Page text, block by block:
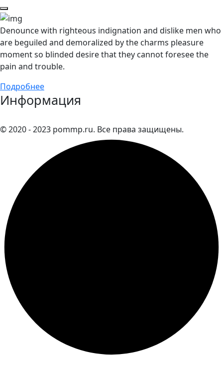
Denounce with righteous indignation and dislike men who
are beguiled and demoralized by the charms pleasure
moment so blinded desire that they cannot foresee the
pain and trouble.
Подробнее
Информация
© 2020 - 2023 pommp.ru. Все права защищены.